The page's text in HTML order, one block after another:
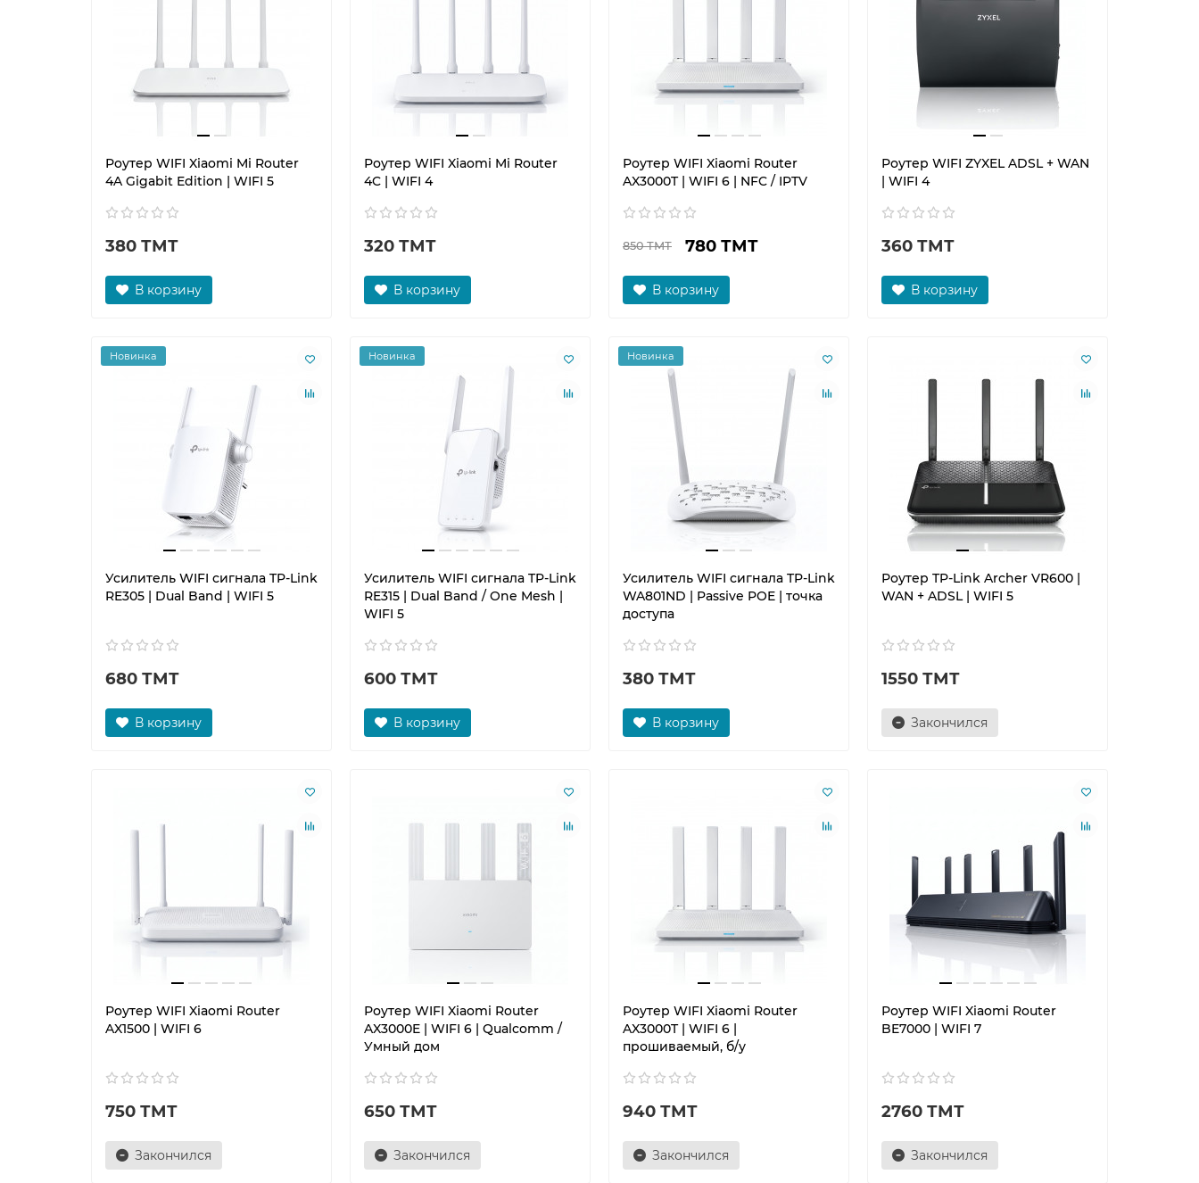
Роутер WIFI Xiaomi Mi Router
4A Gigabit Edition | WIFI 5
380 ТМТ
В корзину
Роутер WIFI Xiaomi Mi Router
4C | WIFI 4
320 ТМТ
В корзину
Роутер WIFI Xiaomi Router
AX3000T | WIFI 6 | NFC / IPTV
850 ТМТ 780 ТМТ
В корзину
Роутер WIFI ZYXEL ADSL + WAN
| WIFI 4
360 ТМТ
В корзину
Новинка
Усилитель WIFI сигнала TP-Link
RE305 | Dual Band | WIFI 5
680 ТМТ
В корзину
Новинка
Усилитель WIFI сигнала TP-Link
RE315 | Dual Band / One Mesh |
WIFI 5
600 ТМТ
В корзину
Новинка
Усилитель WIFI сигнала TP-Link
WA801ND | Passive POE | точка
доступа
380 ТМТ
В корзину
Роутер TP-Link Archer VR600 |
WAN + ADSL | WIFI 5
1550 ТМТ
Закончился
Роутер WIFI Xiaomi Router
AX1500 | WIFI 6
750 ТМТ
Закончился
Роутер WIFI Xiaomi Router
AX3000E | WIFI 6 | Qualcomm /
Умный дом
650 ТМТ
Закончился
Роутер WIFI Xiaomi Router
AX3000T | WIFI 6 |
прошиваемый, б/у
940 ТМТ
Закончился
Роутер WIFI Xiaomi Router
BE7000 | WIFI 7
2760 ТМТ
Закончился